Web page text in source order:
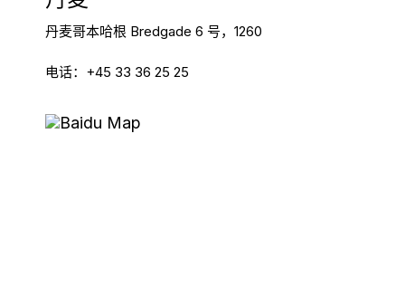
丹麦哥本哈根 Bredgade 6 号，1260
电话：+45 33 36 25 25